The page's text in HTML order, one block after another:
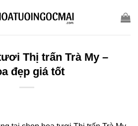
Thị trấn Trà My –
đẹp giá tốt